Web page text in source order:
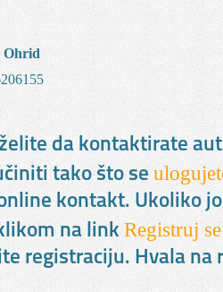
Ohrid
da kontaktirate
tako što se
kontakt. Ukoliko
na linkRegistruj se
registraciju. Hvala na